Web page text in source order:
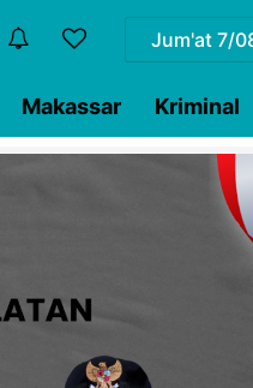
Jum'at 7/
Makassar Kriminal